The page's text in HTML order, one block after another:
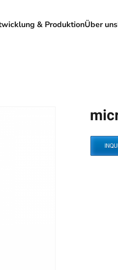
& ProduktionÜber uns